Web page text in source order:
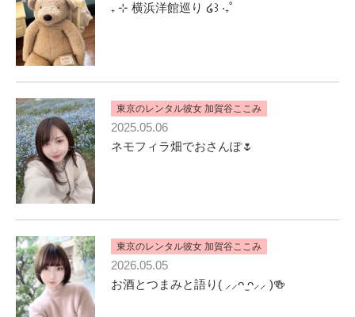
‎₊ ⊹ 横浜洋館巡り‎ ໒꒱ ‧₊˚
東京のレンタル彼女 加賀谷ここみ
2025.05.06
ネモフィラ畑でおさんぽ🌷
東京のレンタル彼女 加賀谷ここみ
2026.05.05
お酒とつまみと語り‎( ⸝⸝ᴖ ̫ᴖ⸝⸝ )🍻